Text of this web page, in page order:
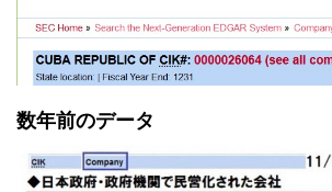
数年前のデータ